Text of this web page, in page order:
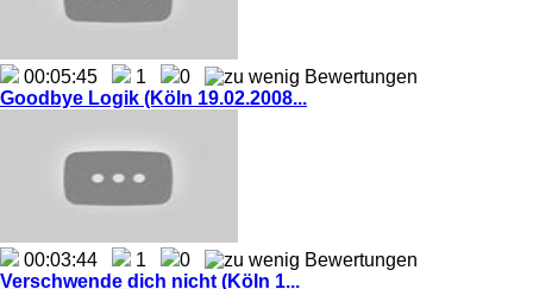
00:05:45 1
0
Goodbye Logik (Köln 19.02.2008...
00:03:44 1
0
Verschwende dich nicht (Köln 1...